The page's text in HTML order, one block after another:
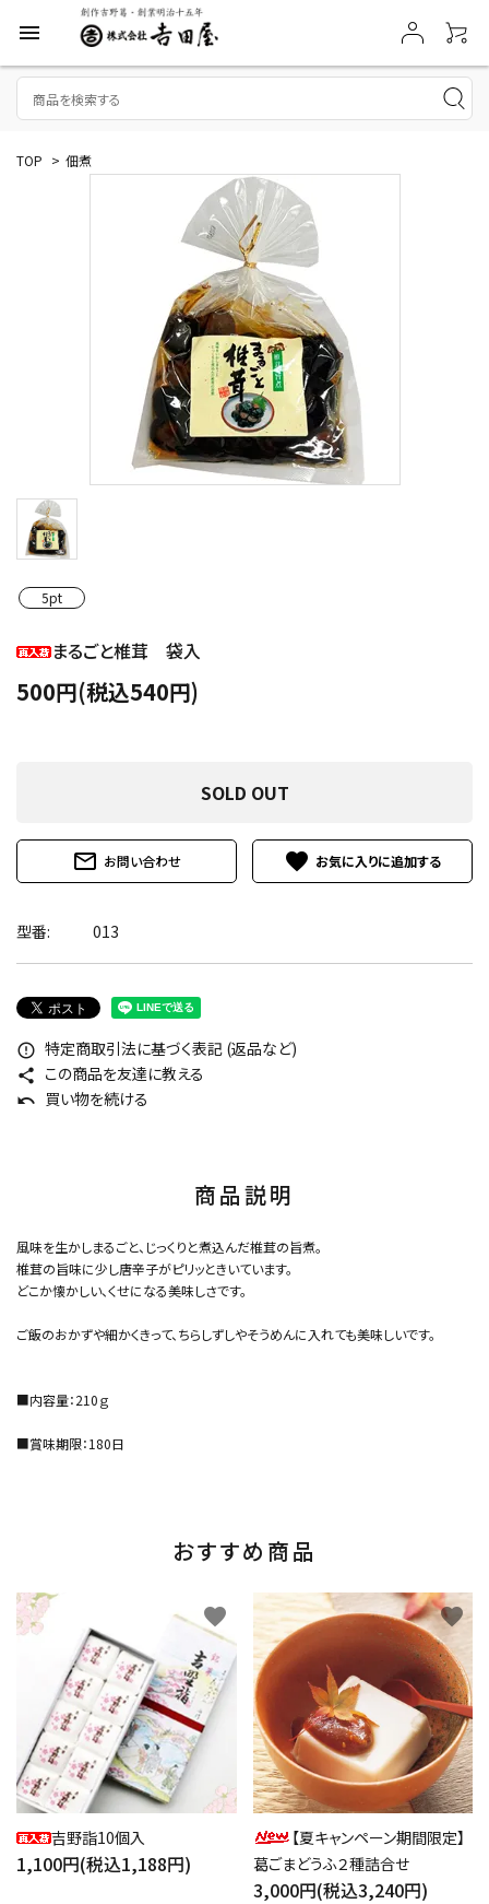
menu
TOP > 佃煮
5pt
まるごと椎茸 袋入
500円(税込540円)
SOLD OUT
mail_outline お問い合わせ favorite
型番: 013
error_outline 特定商取引法に基づく表記 (返品など)
share この商品を友達に教える
undo 買い物を続ける
商品説明
風味を生かしまるごと、じっくりと煮込んだ椎茸の旨煮。
椎茸の旨味に少し唐辛子がピリッときいています。
どこか懐かしい、くせになる美味しさです。
ご飯のおかずや細かくきって、ちらしずしやそうめんに入れても美味しいです。
■内容量：210ｇ
■賞味期限：180日
おすすめ商品
吉野詣10個入
1,100円(税込1,188円)
favorite
【夏キャンペーン期間限定】
葛ごまどうふ２種詰合せ
3,000円(税込3,240円)
favorite